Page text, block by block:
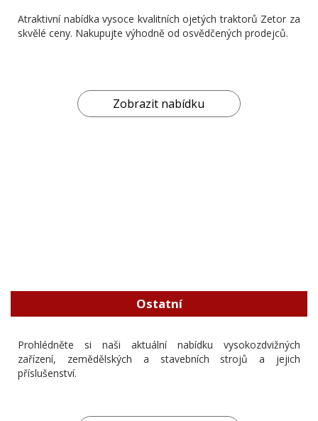
Atraktivní nabídka vysoce kvalitních ojetých traktorů Zetor za
skvělé ceny. Nakupujte výhodně od osvědčených prodejců.
Zobrazit nabídku
Ostatní
Prohlédněte si naši aktuální nabídku vysokozdvižných
zařízení, zemědělských a stavebních strojů a jejich
příslušenství.